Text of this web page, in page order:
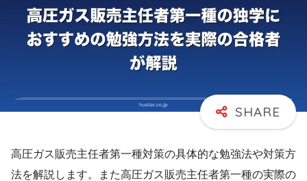
高圧ガス販売主任者第一種対策の具体的な勉強法や対策方
法を解説します。また高圧ガス販売主任者第一種の実際の